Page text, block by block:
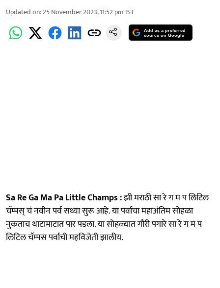
Updated on:25 November 2023, 11:52 pm IST
Add as a preferred
source on Google
Sa Re Ga Ma Pa Little Champs :झी मराठी सा रे ग म प लिटिल
चॅम्पस् चं नवीन पर्व सध्या सुरू आहे. या पर्वाचा महाअंतिम सोहळा
नुकताच थाटामाटात पार पडला. या सोहळ्यात गौरी पगारे सा रे ग म प
लिटिल चॅम्पस पर्वाची महविजेती झालीय.